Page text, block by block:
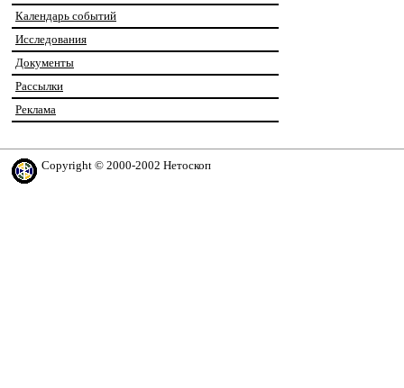
Календарь событий
Исследования
Документы
Рассылки
Реклама
Copyright © 2000-2002 Нетоскоп